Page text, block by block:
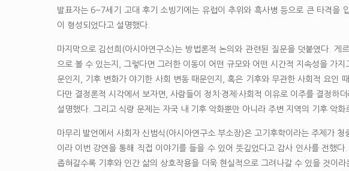
발표자는 6~7세기 고대 후기 소빙기에는 유럽이 추위와 흑사병 등으로 큰 타격을
이 형성되었다고 설명했다.
마지막으로 김선희(아시아연구소)는 방법론적 논의와 관련된 질문을 덧붙였다.
으로 볼 수 있는지, 그렇다면 그러한 이동이 어떤 규모와 어떤 시간적 지속성을 가
문인지, 기후 변화가 야기한 사회 변동 때문인지, 혹은 기후와 무관한 사회적 요인
다만 결정론적 시각에서 보자면, 사람들이 정치·경제·사회적 이유로 이주를 결정
설명했다. 그리고 식량 문제는 자국 내 기후 악화뿐만 아니라 주변 지역의 기후 악
마무리 발언에서 사회자 신범식(아시아연구소 부소장)은 고기후학이라는 주제가
이라 이번 강연을 통해 직접 이야기를 들을 수 있어 뜻깊었다고 감사 인사를 전했
좁혀갈수록 기후와 인간 삶의 상호작용을 더욱 현실적으로 그려나갈 수 있을 것이라